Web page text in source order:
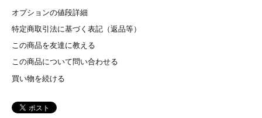
オプションの値段詳細
特定商取引法に基づく表記（返品等）
この商品を友達に教える
この商品について問い合わせる
買い物を続ける